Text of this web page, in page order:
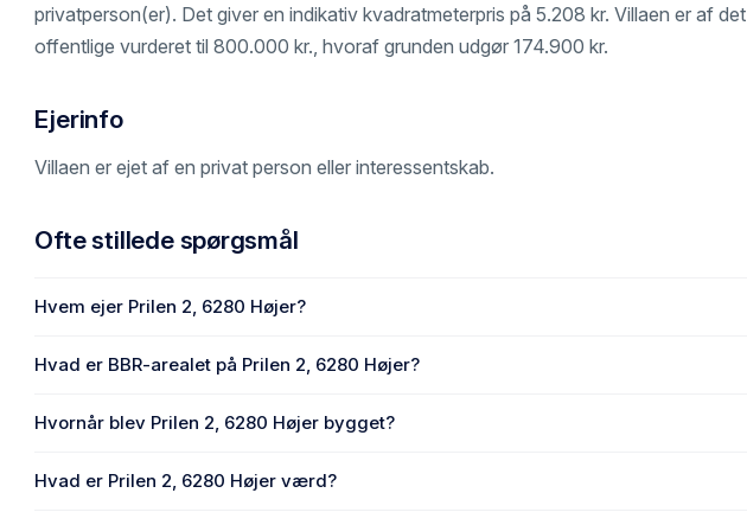
privatperson(er). Det giver en indikativ kvadratmeterpris på 5.208 kr. Villaen er af det
offentlige vurderet til 800.000 kr., hvoraf grunden udgør 174.900 kr.
Ejerinfo
Villaen er ejet af en privat person eller interessentskab.
Ofte stillede spørgsmål
Hvem ejer Prilen 2, 6280 Højer?
Hvad er BBR-arealet på Prilen 2, 6280 Højer?
Hvornår blev Prilen 2, 6280 Højer bygget?
Hvad er Prilen 2, 6280 Højer værd?